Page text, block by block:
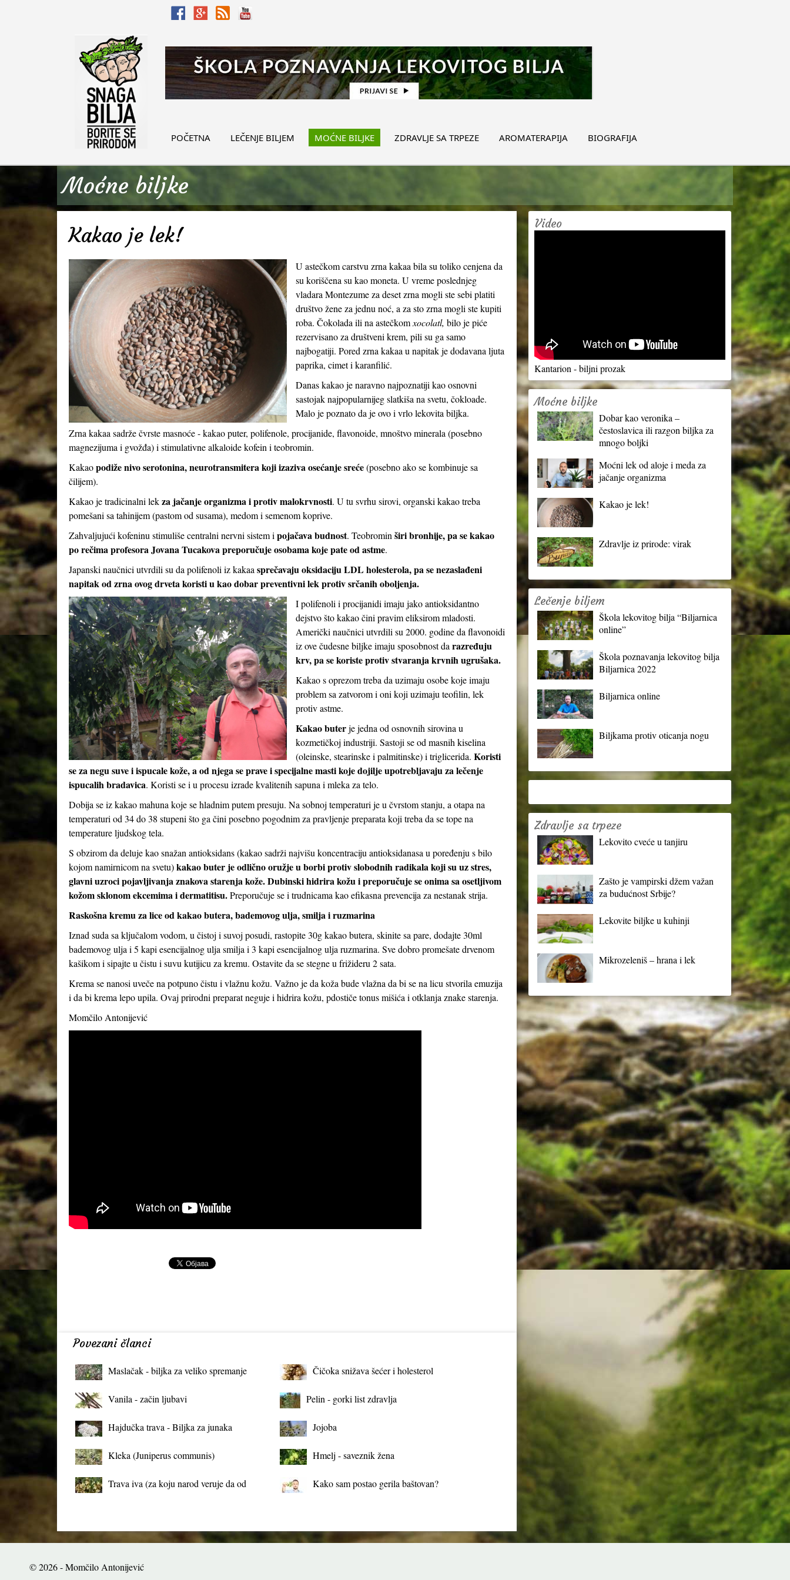
POČETNA LEČENJE BILJEM MOĆNE BILJKE ZDRAVLJE SA TRPEZE AROMATERAPIJA BIOGRAFIJA
Moćne biljke
Kakao je lek!
U astečkom carstvu zrna kakaa bila su toliko cenjena da
su koriščena su kao moneta. U vreme poslednjeg
vladara Montezume za deset zrna mogli ste sebi platiti
društvo žene za jednu noć, a za sto zrna mogli ste kupiti
roba. Čokolada ili na astečkomxocolatl, bilo je piće
rezervisano za društveni krem, pili su ga samo
najbogatiji. Pored zrna kakaa u napitak je dodavana ljuta
paprika, cimet i karanfilić.
Danas kakao je naravno najpoznatiji kao osnovni
sastojak najpopularnijeg slatkiša na svetu, čokloade.
Malo je poznato da je ovo i vrlo lekovita biljka.
Zrna kakaa sadrže čvrste masnoće - kakao puter, polifenole, procijanide, flavonoide, mnoštvo minerala (posebno
magnezijuma i gvožđa) i stimulativne alkaloide kofein i teobromin.
Kakaopodiže nivo serotonina, neurotransmitera koji izaziva osećanje sreće(posebno ako se kombinuje sa
čilijem).
Kakao je tradicinalni lekza jačanje organizma i protiv malokrvnosti. U tu svrhu sirovi, organski kakao treba
pomešani sa tahinijem (pastom od susama), medom i semenom koprive.
Zahvaljujući kofeninu stimuliše centralni nervni sistem i pojačava budnost. Teobromin širi bronhije, pa se kakao
po rečima profesora Jovana Tucakova preporučuje osobama koje pate od astme.
Japanski naučnici utvrdili su da polifenoli iz kakaa sprečavaju oksidaciju LDL holesterola, pa se nezaslađeni
napitak od zrna ovog drveta koristi u kao dobar preventivni lek protiv srčanih oboljenja.
I polifenoli i procijanidi imaju jako antioksidantno
dejstvo što kakao čini pravim eliksirom mladosti.
Američki naučnici utvrdili su 2000. godine da flavonoidi
iz ove čudesne biljke imaju sposobnost da razređuju
krv, pa se koriste protiv stvaranja krvnih ugrušaka.
Kakao s oprezom treba da uzimaju osobe koje imaju
problem sa zatvorom i oni koji uzimaju teofilin, lek
protiv astme.
Kakao buterje jedna od osnovnih sirovina u
kozmetičkoj industriji. Sastoji se od masnih kiselina
(oleinske, stearinske i palmitinske) i triglicerida. Koristi
se za negu suve i ispucale kože, a od njega se prave i specijalne masti koje dojilje upotrebljavaju za lečenje
ispucalih bradavica. Koristi se i u procesu izrade kvalitenih sapuna i mleka za telo.
Dobija se iz kakao mahuna koje se hladnim putem presuju. Na sobnoj temperaturi je u čvrstom stanju, a otapa na
temperaturi od 34 do 38 stupeni što ga čini posebno pogodnim za pravljenje preparata koji treba da se tope na
temperature ljudskog tela.
S obzirom da deluje kao snažan antioksidans (kakao sadrži najvišu koncentraciju antioksidanasa u poređenju s bilo
kojom namirnicom na svetu)kakao buter je odlično oružje u borbi protiv slobodnih radikala koji su uz stres,
glavni uzroci pojavljivanja znakova starenja kože. Dubinski hidrira kožu i preporučuje se onima sa osetljivom
kožom sklonom ekcemima i dermatitisu.Preporučuje se i trudnicama kao efikasna prevencija za nestanak strija.
Raskošna kremu za lice od kakao butera, bademovog ulja, smilja i ruzmarina
Iznad suda sa ključalom vodom, u čistoj i suvoj posudi, rastopite 30g kakao butera, skinite sa pare, dodajte 30ml
bademovog ulja i 5 kapi esencijalnog ulja smilja i 3 kapi esencijalnog ulja ruzmarina. Sve dobro promešate drvenom
kašikom i sipajte u čistu i suvu kutijicu za kremu. Ostavite da se stegne u frižideru 2 sata.
Krema se nanosi uveče na potpuno čistu i vlažnu kožu. Važno je da koža bude vlažna da bi se na licu stvorila emuzija
i da bi krema lepo upila. Ovaj prirodni preparat neguje i hidrira kožu, pdostiče tonus mišića i otklanja znake starenja.
Momčilo Antonijević
Povezani članci
Maslačak - biljka za veliko spremanje
Čičoka snižava šećer i holesterol
Vanila - začin ljubavi Pelin - gorki list zdravlja
Hajdučka trava - Biljka za junaka Jojoba
Kleka (Juniperus communis) Hmelj - saveznik žena
Trava iva (za koju narod veruje da od
Kako sam postao gerila baštovan?
Video
Kantarion - biljni prozak
Moćne biljke
Dobar kao veronika –
čestoslavica ili razgon biljka za
mnogo boljki
Moćni lek od aloje i meda za
jačanje organizma
Kakao je lek!
Zdravlje iz prirode: virak
Lečenje biljem
Škola lekovitog bilja “Biljarnica
online”
Škola poznavanja lekovitog bilja
Biljarnica 2022
Biljarnica online
Biljkama protiv oticanja nogu
Zdravlje sa trpeze
Lekovito cveće u tanjiru
Zašto je vampirski džem važan
za budućnost Srbije?
Lekovite biljke u kuhinji
Mikrozeleniš – hrana i lek
© 2026 - Momčilo Antonijević